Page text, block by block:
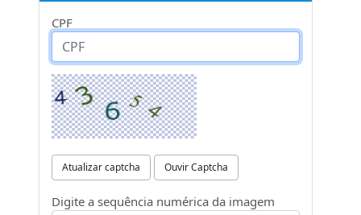
CPF
Atualizar captcha Ouvir Captcha
Digite a sequência numérica da imagem